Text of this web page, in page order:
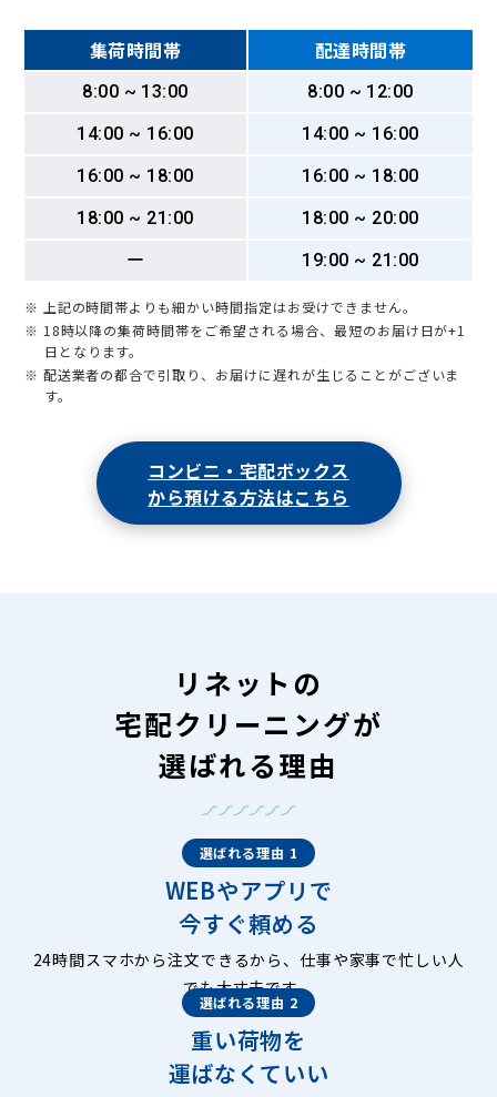
集荷時間帯 配達時間帯
8:00 ~ 13:00
8:00 ~ 12:00
14:00 ~ 16:00
14:00 ~ 16:00
16:00 ~ 18:00
16:00 ~ 18:00
18:00 ~ 21:00
18:00 ~ 20:00
ー
19:00 ~ 21:00
※ 上記の時間帯よりも細かい時間指定はお受けできません。
※ 18時以降の集荷時間帯をご希望される場合、最短のお届け日が+1
日となります。
※ 配送業者の都合で引取り、お届けに遅れが生じることがございま
す。
コンビニ・宅配ボックス
から預ける方法はこちら
リネットの
宅配クリーニングが
選ばれる理由
選ばれる理由 1
WEBやアプリで
今すぐ頼める
24時間スマホから注文できるから、仕事や家事で忙しい人
でも大丈夫です。
選ばれる理由 2
重い荷物を
運ばなくていい